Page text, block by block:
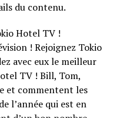
du contenu.
Hotel TV !
! Rejoignez Tokio
avec eux le meilleur
TV ! Bill, Tom,
et commentent les
l’année qui est en